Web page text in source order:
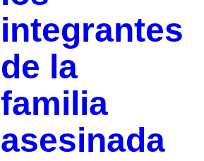
integrantes
de la
familia
asesinada